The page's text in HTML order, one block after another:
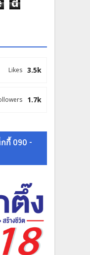
3.5k
Likes
1.7k
กี้ 090 -